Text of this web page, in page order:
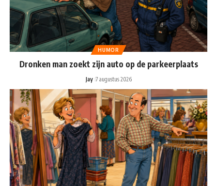
HUMOR
Dronken man zoekt zijn auto op de parkeerplaats
Jay 7 augustus 2026